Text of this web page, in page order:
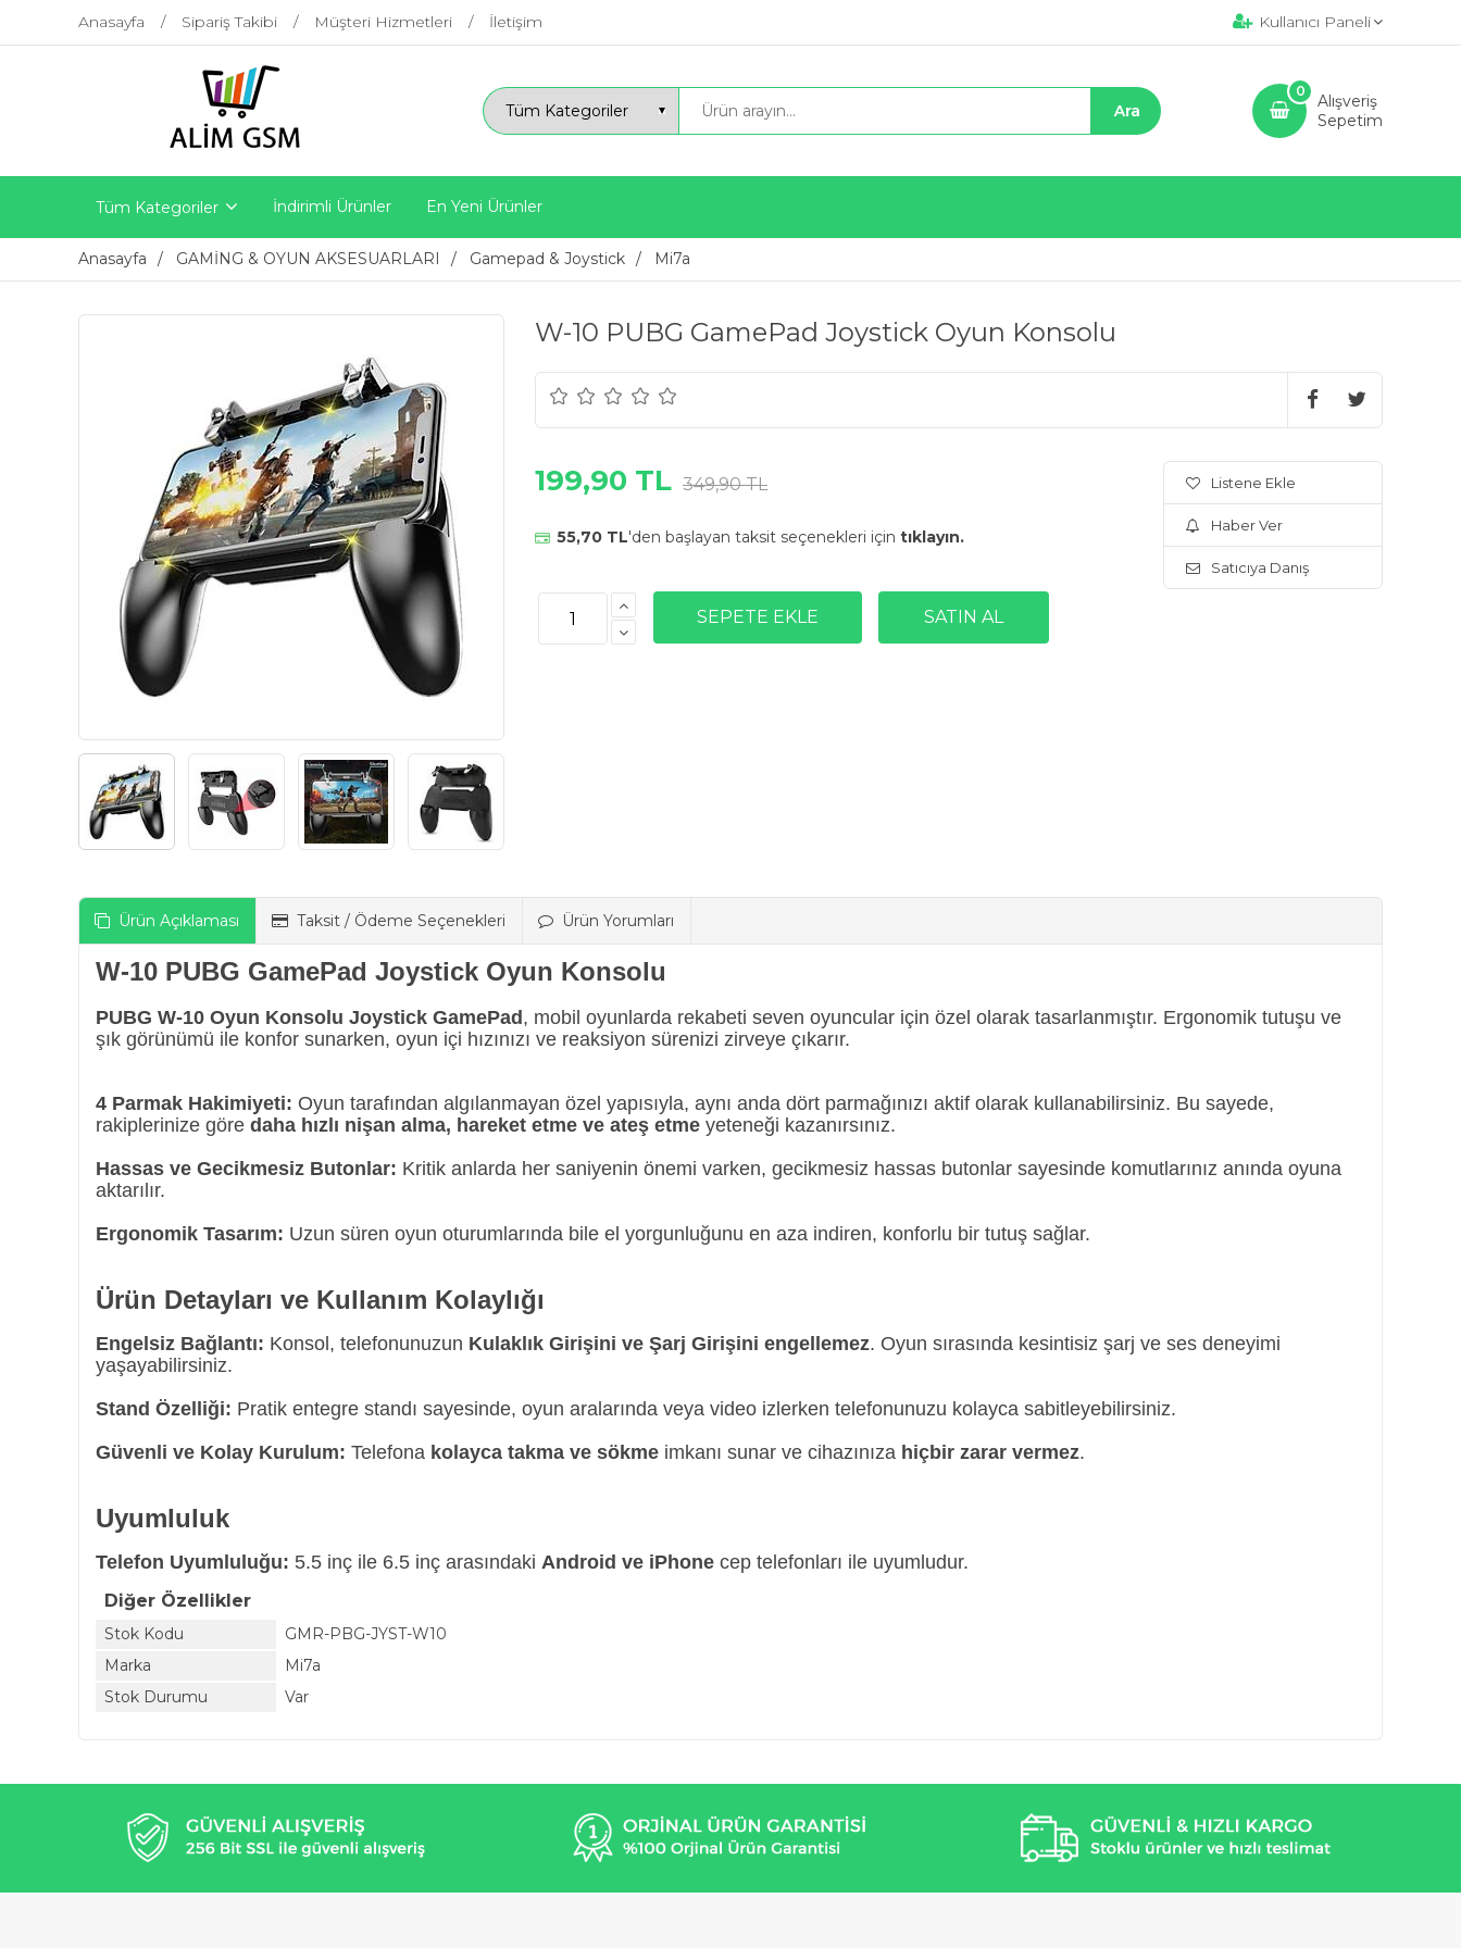
Anasayfa Sipariş Takibi Müşteri Hizmetleri İletişim Kullanıcı Paneli
Alışveriş
Sepetim
0
Tüm Kategoriler İndirimli Ürünler En Yeni Ürünler
Anasayfa GAMİNG & OYUN AKSESUARLARI Gamepad & Joystick Mi7a
W-10 PUBG GamePad Joystick Oyun Konsolu
199,90 TL 349,90 TL
55,70 TL'den başlayan taksit seçenekleri için tıklayın.
Listene Ekle
Haber Ver
Satıcıya Danış
Ürün Açıklaması Taksit / Ödeme Seçenekleri Ürün Yorumları
W-10 PUBG GamePad Joystick Oyun Konsolu
PUBG W-10 Oyun Konsolu Joystick GamePad , mobil oyunlarda rekabeti seven oyuncular için özel olarak tasarlanmıştır. Ergonomik tutuşu ve
şık görünümü ile konfor sunarken, oyun içi hızınızı ve reaksiyon sürenizi zirveye çıkarır.
4 Parmak Hakimiyeti: Oyun tarafından algılanmayan özel yapısıyla, aynı anda dört parmağınızı aktif olarak kullanabilirsiniz. Bu sayede,
rakiplerinize göre daha hızlı nişan alma, hareket etme ve ateş etme yeteneği kazanırsınız.
Hassas ve Gecikmesiz Butonlar: Kritik anlarda her saniyenin önemi varken, gecikmesiz hassas butonlar sayesinde komutlarınız anında oyuna
aktarılır.
Ergonomik Tasarım: Uzun süren oyun oturumlarında bile el yorgunluğunu en aza indiren, konforlu bir tutuş sağlar.
Ürün Detayları ve Kullanım Kolaylığı
Engelsiz Bağlantı: Konsol, telefonunuzun Kulaklık Girişini ve Şarj Girişini engellemez. Oyun sırasında kesintisiz şarj ve ses deneyimi
yaşayabilirsiniz.
Stand Özelliği: Pratik entegre standı sayesinde, oyun aralarında veya video izlerken telefonunuzu kolayca sabitleyebilirsiniz.
Güvenli ve Kolay Kurulum: Telefona kolayca takma ve sökme imkanı sunar ve cihazınıza hiçbir zarar vermez.
Uyumluluk
Telefon Uyumluluğu: 5.5 inç ile 6.5 inç arasındaki Android ve iPhone cep telefonları ile uyumludur.
Diğer Özellikler
Stok Kodu
GMR-PBG-JYST-W10
Marka
Mi7a
Stok Durumu
Var